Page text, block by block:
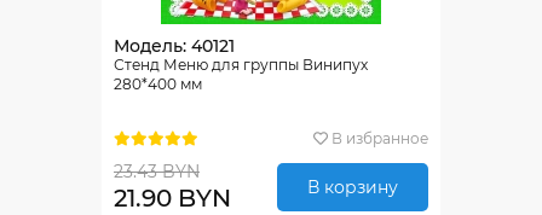
Модель: 40121
Стенд Меню для группы Винипух
280*400 мм
В избранное
23.43 BYN
21.90 BYN В корзину